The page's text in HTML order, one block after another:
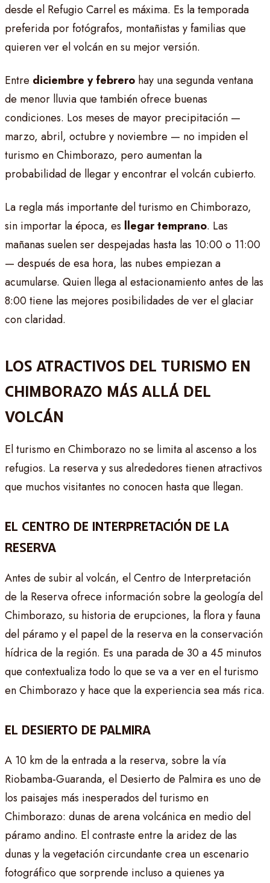
desde el Refugio Carrel es máxima. Es la temporada
preferida por fotógrafos, montañistas y familias que
quieren ver el volcán en su mejor versión.
Entre diciembre y febrero hay una segunda ventana
de menor lluvia que también ofrece buenas
condiciones. Los meses de mayor precipitación —
marzo, abril, octubre y noviembre — no impiden el
turismo en Chimborazo, pero aumentan la
probabilidad de llegar y encontrar el volcán cubierto.
La regla más importante del turismo en Chimborazo,
sin importar la época, es llegar temprano. Las
mañanas suelen ser despejadas hasta las 10:00 o 11:00
— después de esa hora, las nubes empiezan a
acumularse. Quien llega al estacionamiento antes de las
8:00 tiene las mejores posibilidades de ver el glaciar
con claridad.
LOS ATRACTIVOS DEL TURISMO EN
CHIMBORAZO MÁS ALLÁ DEL
VOLCÁN
El turismo en Chimborazo no se limita al ascenso a los
refugios. La reserva y sus alrededores tienen atractivos
que muchos visitantes no conocen hasta que llegan.
EL CENTRO DE INTERPRETACIÓN DE LA
RESERVA
Antes de subir al volcán, el Centro de Interpretación
de la Reserva ofrece información sobre la geología del
Chimborazo, su historia de erupciones, la flora y fauna
del páramo y el papel de la reserva en la conservación
hídrica de la región. Es una parada de 30 a 45 minutos
que contextualiza todo lo que se va a ver en el turismo
en Chimborazo y hace que la experiencia sea más rica.
EL DESIERTO DE PALMIRA
A 10 km de la entrada a la reserva, sobre la vía
Riobamba-Guaranda, el Desierto de Palmira es uno de
los paisajes más inesperados del turismo en
Chimborazo: dunas de arena volcánica en medio del
páramo andino. El contraste entre la aridez de las
dunas y la vegetación circundante crea un escenario
fotográfico que sorprende incluso a quienes ya